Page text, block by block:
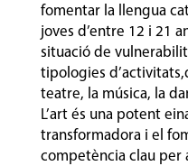
fomentar la llengua
joves d’entre 12 i 21
situació de
tipologies
teatre, la música, la
L’art és una potent
transformadora i el
competència clau per